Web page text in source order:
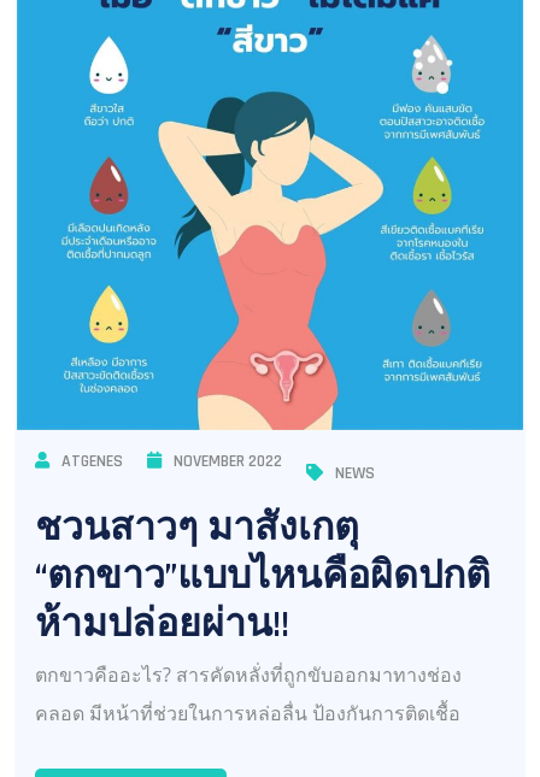
ATGENES NOVEMBER 2022
NEWS
ชวนสาวๆ มาสังเกตุ
“ตกขาว”แบบไหนคือผิดปกติ
ห้ามปล่อยผ่าน!!
ตกขาวคืออะไร? สารคัดหลั่งที่ถูกขับออกมาทางช่อง
คลอด มีหน้าที่ช่วยในการหล่อลื่น ป้องกันการติดเชื้อ